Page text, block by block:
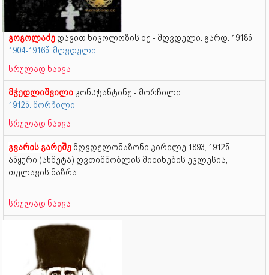
გოგოლაძე დავით ნიკოლოზის ძე - მღვდელი. გარდ. 1918წ.
1904-1916წ. მღვდელი
სრულად ნახვა
მჭედლიშვილი კონსტანტინე - მორჩილი.
1912წ. მორჩილი
სრულად ნახვა
გვარის გარეშე მღვდელონაზონი კირილე 1893, 1912წ.
აწყური (ახმეტა) ღვთიმშობლის მიძინების ეკლესია,
თელავის მაზრა
სრულად ნახვა